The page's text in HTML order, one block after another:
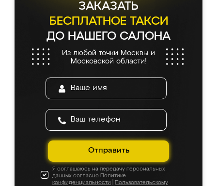
ЗАКАЗАТЬ
БЕСПЛАТНОЕ ТАКСИ
ДО НАШЕГО САЛОНА
Из любой точки Москвы и
Московской области!
Отправить
Я соглашаюсь на передачу персональных
данных согласно Политике
конфиденциальности
Пользовательскому